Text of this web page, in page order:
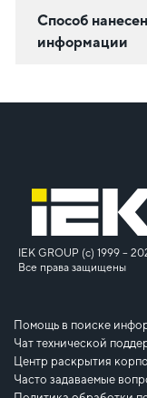
Способ
информации
IEK GROUP (c) 1999 –
Все права защищены
Помощь в поиске
Чат технической
Центр раскрытия
Часто задаваемые